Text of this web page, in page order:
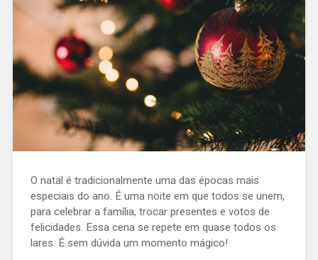
O natal é tradicionalmente uma das épocas mais
especiais do ano. É uma noite em que todos se unem,
para celebrar a família, trocar presentes e votos de
felicidades. Essa cena se repete em quase todos os
lares. É sem dúvida um momento mágico!